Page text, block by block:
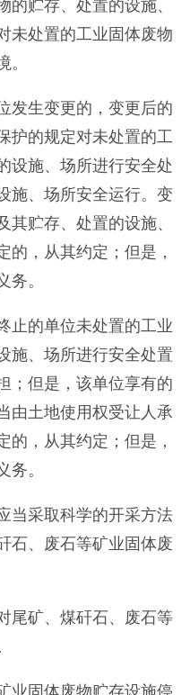
的贮存、处置的设施、
未处置的工业固体废物
。
生变更的，变更后的
护的规定对未处置的工
设施、场所进行安全处
施、场所安全运行。变
其贮存、处置的设施、
的，从其约定；但是，
务。
的单位未处置的工业
施、场所进行安全处置
；但是，该单位享有的
由土地使用权受让人承
的，从其约定；但是，
务。
采取科学的开采方法
石、废石等矿业固体废
矿、煤矸石、废石等
固体废物贮存设施停